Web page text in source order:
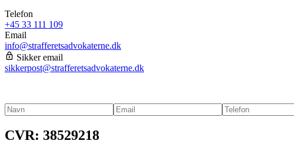
Telefon
+45 33 111 109
Email
info@strafferetsadvokaterne.dk
Sikker email
sikkerpost@strafferetsadvokaterne.dk
CVR: 38529218